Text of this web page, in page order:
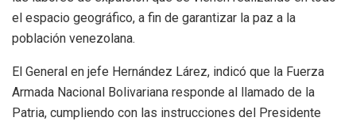
el espacio geográfico, a fin de garantizar la paz a la
población venezolana.
El General en jefe Hernández Lárez, indicó que la Fuerza
Armada Nacional Bolivariana responde al llamado de la
Patria, cumpliendo con las instrucciones del Presidente